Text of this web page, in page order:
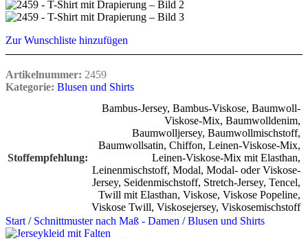
Zur Wunschliste hinzufügen
Artikelnummer: 2459
Kategorie: Blusen und Shirts
Stoffempfehlung
Bambus-Jersey, Bambus-Viskose, Baumwoll-
Viskose-Mix, Baumwolldenim,
Baumwolljersey, Baumwollmischstoff,
Baumwollsatin, Chiffon, Leinen-Viskose-Mix,
Leinen-Viskose-Mix mit Elasthan,
Leinenmischstoff, Modal, Modal- oder Viskose-
Jersey, Seidenmischstoff, Stretch-Jersey, Tencel,
Twill mit Elasthan, Viskose, Viskose Popeline,
Viskose Twill, Viskosejersey, Viskosemischstoff
Start / Schnittmuster nach Maß - Damen / Blusen und Shirts